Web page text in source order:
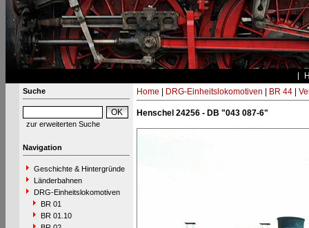
Suche
zur erweiterten Suche
Navigation
Geschichte & Hintergründe
Länderbahnen
DRG-Einheitslokomotiven
BR 01
BR 01.10
Home DRG-Einheitslokomotiven BR 44|
Henschel 24256 - DB "043 087-6"